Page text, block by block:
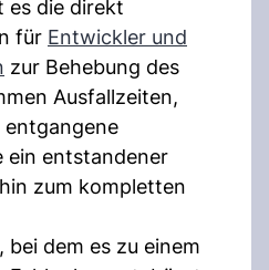
es die direkt
für Entwickler und
zur Behebung des
Ausfallzeiten,
entgangene
ein entstandener
zum kompletten
dem es zu einem